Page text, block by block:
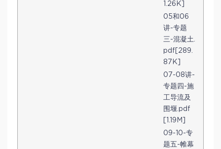
1.26K]
05和06
讲-专题
三-混凝土.
pdf[289.
87K]
07-08讲-
专题四-施
工导流及
围堰.pdf
[1.19M]
09-10-专
题五-帷幕